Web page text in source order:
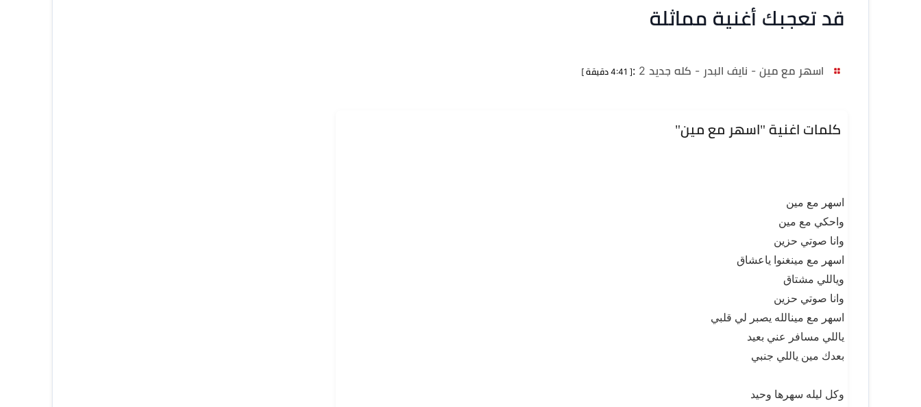
قد تعجبك أغنية مماثلة
اسهر مع مين - نايف البدر - كله جديد 2 :[ 4:41 دقيقة ]
كلمات اغنية "اسهر مع مين"
اسهر مع مين
واحكي مع مين
وانا صوتي حزين
اسهر مع مينغنوا ياعشاق
وياللي مشتاق
وانا صوتي حزين
اسهر مع مينالله يصبر لي قلبي
ياللي مسافر عني بعيد
بعدك مين ياللي جنبي
وكل ليله سهرها وحيد